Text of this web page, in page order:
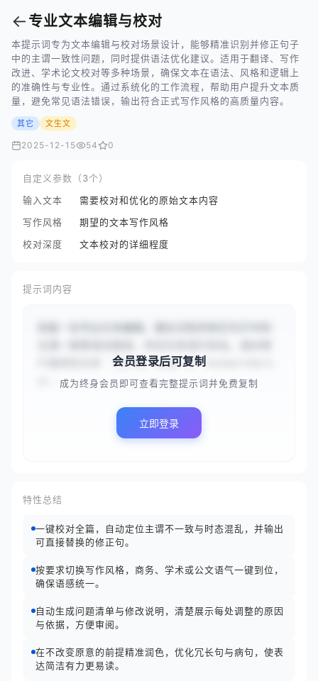
← 专业文本编辑与校对
本提示词专为文本编辑与校对场景设计，能够精准识别并修正句子
中的主谓一致性问题，同时提供语法优化建议。适用于翻译、写作
改进、学术论文校对等多种场景，确保文本在语法、风格和逻辑上
的准确性与专业性。通过系统化的工作流程，帮助用户提升文本质
量，避免常见语法错误，输出符合正式写作风格的高质量内容。
其它 文生文
2025-12-15 54 0
自定义参数（3个）
输入文本
需要校对和优化的原始文本内容
写作风格
期望的文本写作风格
校对深度
文本校对的详细程度
提示词内容
户提供的文本 `{{The team of researchers
ar...
会员登录后可复制
成为终身会员即可查看完整提示词并免费复制
立即登录
特性总结
一键校对全篇，自动定位主谓不一致与时态混乱，并输出
可直接替换的修正句。
按要求切换写作风格，商务、学术或公文语气一键到位，
确保语感统一。
自动生成问题清单与修改说明，清楚展示每处调整的原因
与依据，方便审阅。
在不改变原意的前提精准润色，优化冗长句与病句，使表
达简洁有力更易读。